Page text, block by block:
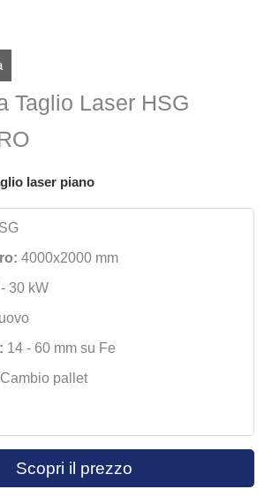
Taglio Laser HSG
laser piano
4000x2000 mm
30 kW
14 - 60 mm su Fe
Cambio pallet
Scopri il prezzo